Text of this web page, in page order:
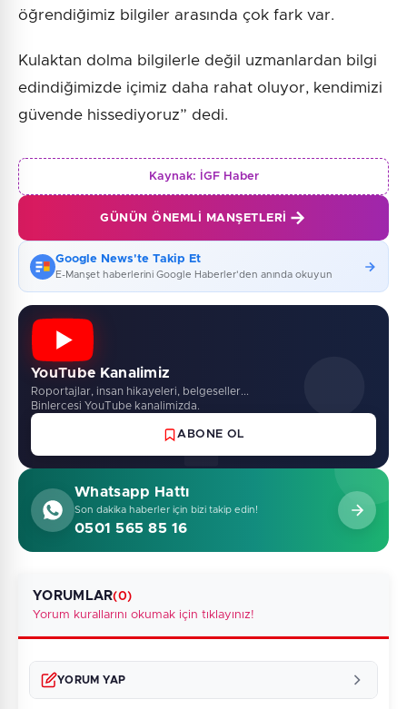
öğrendiğimiz bilgiler arasında çok fark var.
Kulaktan dolma bilgilerle değil uzmanlardan bilgi
edindiğimizde içimiz daha rahat oluyor, kendimizi
güvende hissediyoruz” dedi.
Kaynak: İGF Haber
GÜNÜN ÖNEMLI MANŞETLERI
Google News'te Takip Et
E-Manşet haberlerini Google Haberler'den anında okuyun
YouTube Kanalimiz
Roportajlar, insan hikayeleri, belgeseller...
Binlercesi YouTube kanalimizda.
ABONE OL
Whatsapp Hattı
Son dakika haberler için bizi takip edin!
0501 565 85 16
YORUMLAR(0)
Yorum kurallarını okumak için tıklayınız!
YORUM YAP